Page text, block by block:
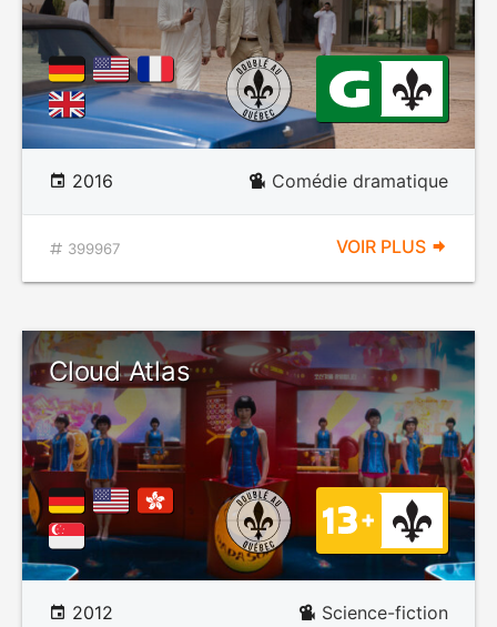
2016 Comédie dramatique
399967 VOIR PLUS
Cloud Atlas
2012 Science-fiction